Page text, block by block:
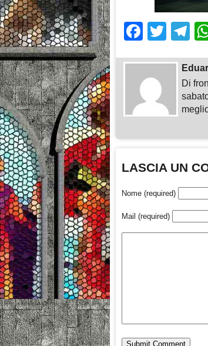
Di
LASCIA UN
Nome (required)
Mail (required)